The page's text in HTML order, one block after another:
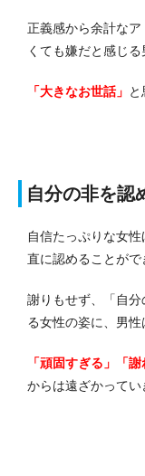
正義感から余計な
くても嫌だと感じる
「大きなお世話」 と
自分の非を認
自信たっぷりな女
直に認めることがで
謝りもせず、「自
る女性の姿に、男性
「頑固すぎる」「
からは遠ざかってい